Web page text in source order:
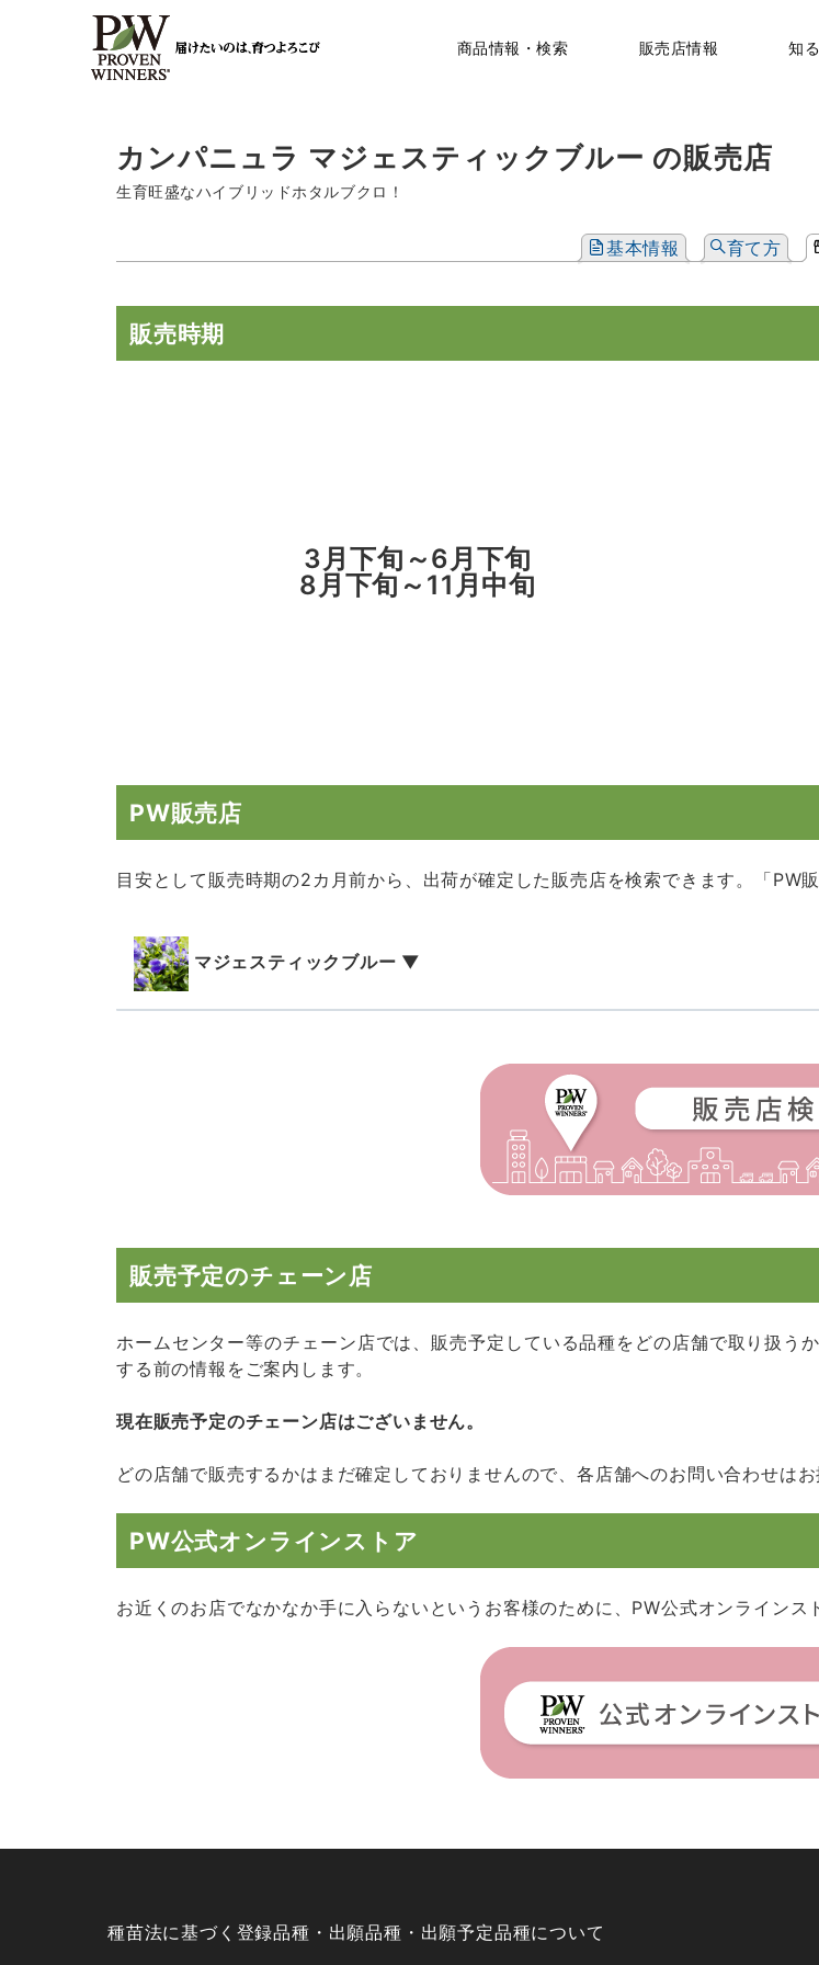
商品情報・検索 販売店情報 知
カンパニュラ マジェスティックブルー の販売店
生育旺盛なハイブリッドホタルブクロ！
基本情報 育て方
販売時期
3月下旬～6月下旬
8月下旬～11月中旬
PW販売店
目安として販売時期の2カ月前から、出荷が確定した販売店を検索できます。「PW
マジェスティックブルー ▼
販売予定のチェーン店
ホームセンター等のチェーン店では、販売予定している品種をどの店舗で取り扱う
する前の情報をご案内します。
現在販売予定のチェーン店はございません。
どの店舗で販売するかはまだ確定しておりませんので、各店舗へのお問い合わせはお
PW公式オンラインストア
お近くのお店でなかなか手に入らないというお客様のために、PW公式オンラインス
種苗法に基づく登録品種・出願品種・出願予定品種について